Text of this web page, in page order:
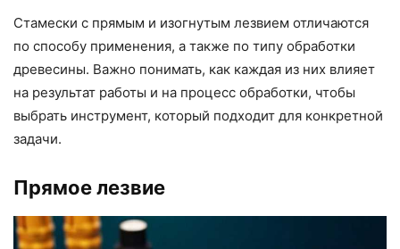
Стамески с прямым и изогнутым лезвием отличаются
по способу применения, а также по типу обработки
древесины. Важно понимать, как каждая из них влияет
на результат работы и на процесс обработки, чтобы
выбрать инструмент, который подходит для конкретной
задачи.
Прямое лезвие